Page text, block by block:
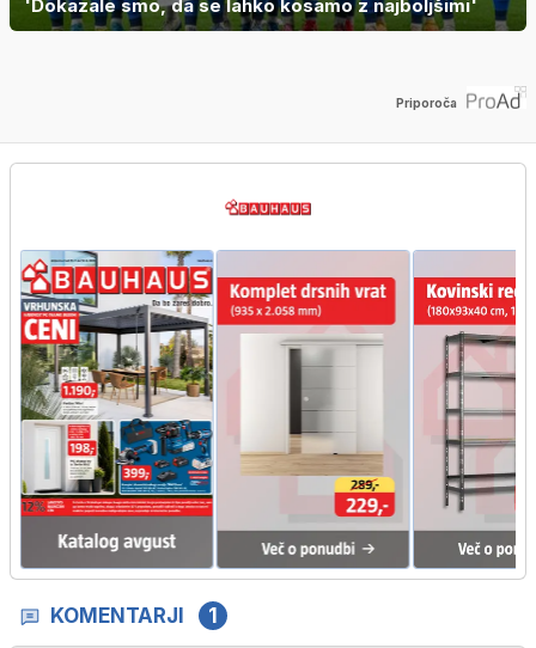
'Dokazale smo, da se lahko kosamo z najboljšimi'
Priporoča
KOMENTARJI 1